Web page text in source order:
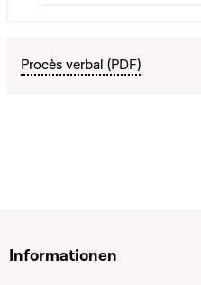
Procès verbal (PDF)
Informationen